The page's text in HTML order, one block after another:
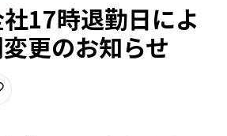
17時退勤日によ
更のお知らせ